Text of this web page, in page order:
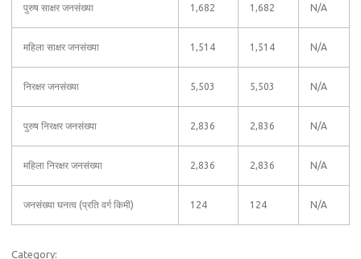
पुरुष साक्षर जनसंख्या 1,682 1,682 N/A
महिला साक्षर जनसंख्या 1,514 1,514 N/A
निरक्षर जनसंख्या 5,503 5,503 N/A
पुरुष निरक्षर जनसंख्या 2,836 2,836 N/A
महिला निरक्षर जनसंख्या 2,836 2,836 N/A
जनसंख्या घनत्व (प्रति वर्ग किमी) 124 124 N/A
Category: